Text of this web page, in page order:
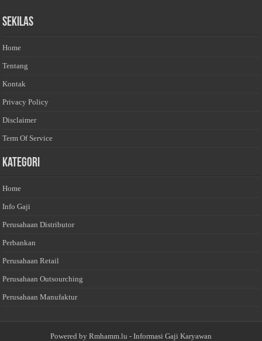
Sekilas
Home
Tentang
Kontak
Privacy Policy
Disclaimer
Term Of Service
Kategori
Home
Info Gaji
Perusahaan Distributor
Perbankan
Perusahaan Retail
Perusahaan Outsourching
Perusahaan Manufaktur
Powered by Rmhamm.lu - Informasi Gaji Karyawan